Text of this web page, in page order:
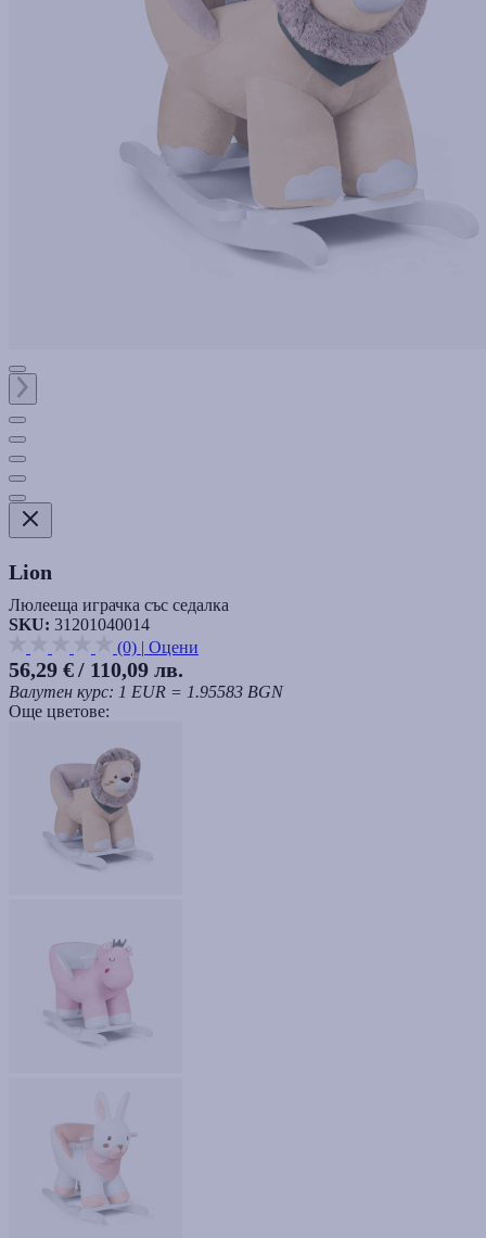
Lion
Люлееща играчка със седалка
SKU: 31201040014
(0) | Оцени
56,29 €/ 110,09 лв.
Валутен курс: 1 EUR = 1.95583 BGN
Още цветове: